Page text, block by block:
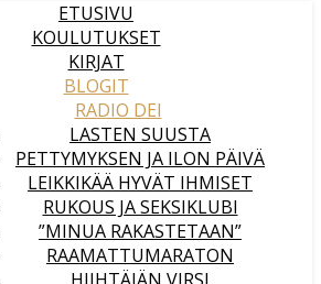
ETUSIVU
KOULUTUKSET
KIRJAT
BLOGIT
RADIO DEI
LASTEN SUUSTA
PETTYMYKSEN JA ILON PÄIVÄ
LEIKKIKÄÄ HYVÄT IHMISET
RUKOUS JA SEKSIKLUBI
”MINUA RAKASTETAAN”
RAAMATTUMARATON